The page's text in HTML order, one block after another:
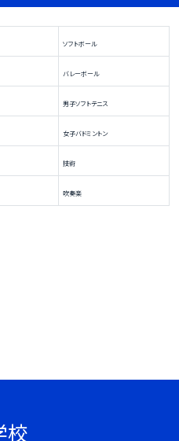
ソフトボール
バレーボール
男子ソフトテニス
女子バドミントン
技術
吹奏楽
校